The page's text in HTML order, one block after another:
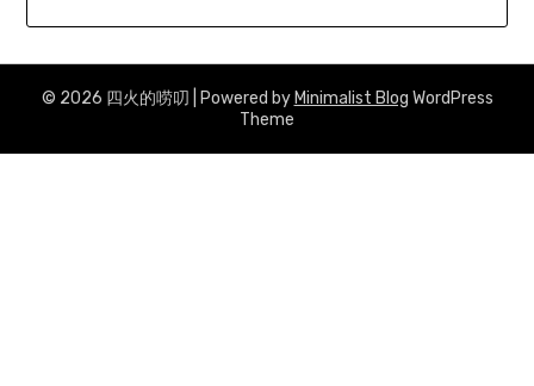
© 2026 四火的唠叨 | Powered by Minimalist Blog WordPress
Theme